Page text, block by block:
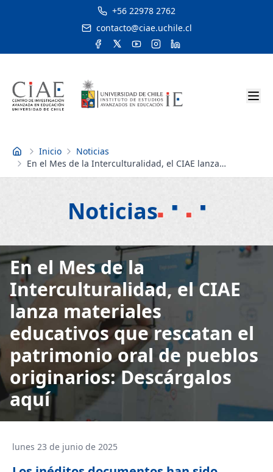
+56 22978 2762
contacto@ciae.uchile.cl
Inicio Inicio
Noticias
En el Mes de la Interculturalidad, el CIAE lanza
materiales educativos que rescatan el patrimonio oral de
Noticias
En el Mes de la
Interculturalidad, el CIAE
lanza materiales
educativos que rescatan el
patrimonio oral de pueblos
originarios: Descárgalos
aquí
lunes 23 de junio de 2025